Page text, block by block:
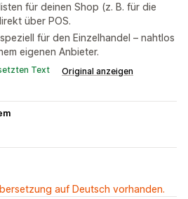
für deinen Shop (z. B. für die
über POS.
für den Einzelhandel – nahtlos
eigenen Anbieter.
Text Original anzeigen
auf Deutsch vorhanden.